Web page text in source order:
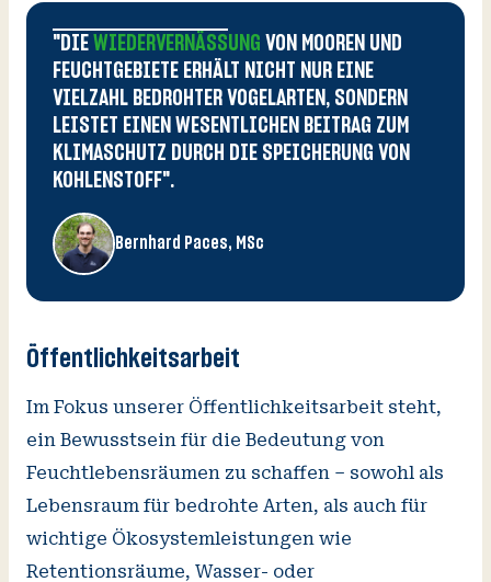
"DIE WIEDERVERNÄSSUNG VON MOOREN UND
FEUCHTGEBIETE ERHÄLT NICHT NUR EINE
VIELZAHL BEDROHTER VOGELARTEN, SONDERN
LEISTET EINEN WESENTLICHEN BEITRAG ZUM
KLIMASCHUTZ DURCH DIE SPEICHERUNG VON
KOHLENSTOFF".
Bernhard Paces, MSc
Öffentlichkeitsarbeit
Im Fokus unserer Öffentlichkeitsarbeit steht,
ein Bewusstsein für die Bedeutung von
Feuchtlebensräumen zu schaffen – sowohl als
Lebensraum für bedrohte Arten, als auch für
wichtige Ökosystemleistungen wie
Retentionsräume, Wasser- oder